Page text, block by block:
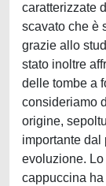
caratterizzate
scavato che è
grazie allo
stato inoltre
delle tombe a
consideriamo
origine,
importante dal
evoluzione.
cappuccina